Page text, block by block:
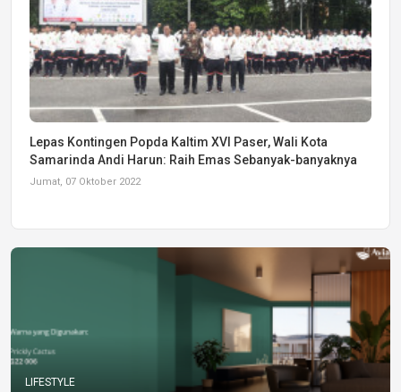
Lepas Kontingen Popda Kaltim XVI Paser, Wali Kota
Samarinda Andi Harun: Raih Emas Sebanyak-banyaknya
Jumat, 07 Oktober 2022
LIFESTYLE